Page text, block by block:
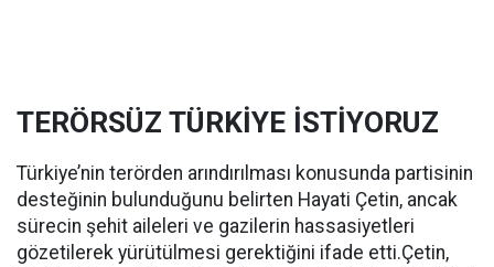
TERÖRSÜZ TÜRKİYE İSTİYORUZ
Türkiye’nin terörden arındırılması konusunda partisinin
desteğinin bulunduğunu belirten Hayati Çetin, ancak
sürecin şehit aileleri ve gazilerin hassasiyetleri
gözetilerek yürütülmesi gerektiğini ifade etti.Çetin,